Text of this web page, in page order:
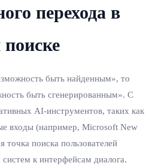
перехода в
быть найденным», то
быть сгенерированным». С
AI-инструментов, таких как
входы (например, Microsoft New
точка поиска пользователей
к интерфейсам диалога.